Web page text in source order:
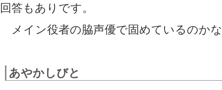
回答もありです。
メイン役者の脇声優で固めているのか
あやかしびと